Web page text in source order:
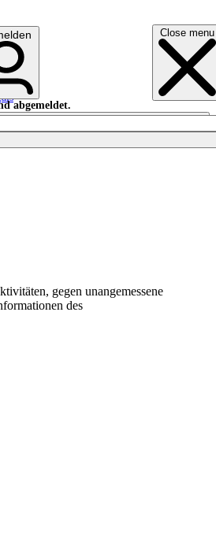
Close menu
abgemeldet.
Anmelden
gegen unangemessene
des